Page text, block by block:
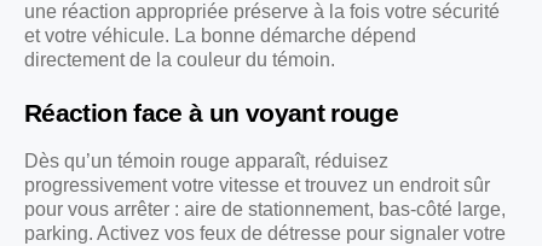
une réaction appropriée préserve à la fois votre sécurité
et votre véhicule. La bonne démarche dépend
directement de la couleur du témoin.
Réaction face à un voyant rouge
Dès qu’un témoin rouge apparaît, réduisez
progressivement votre vitesse et trouvez un endroit sûr
pour vous arrêter : aire de stationnement, bas-côté large,
parking. Activez vos feux de détresse pour signaler votre